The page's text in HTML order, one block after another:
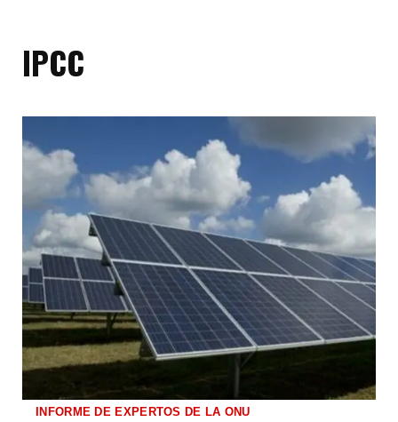
IPCC
INFORME DE EXPERTOS DE LA ONU